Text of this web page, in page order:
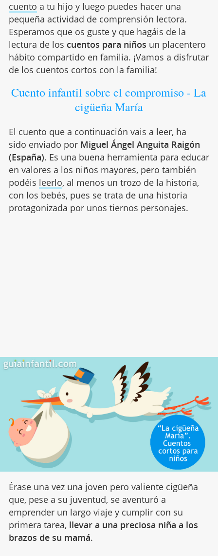
cuento a tu hijo y luego puedes hacer una
pequeña actividad de comprensión lectora.
Esperamos que os guste y que hagáis de la
lectura de los cuentos para niños un placentero
hábito compartido en familia. ¡Vamos a disfrutar
de los cuentos cortos con la familia!
Cuento infantil sobre el compromiso - La
cigüeña María
El cuento que a continuación vais a leer, ha
sido enviado por Miguel Ángel Anguita Raigón
(España). Es una buena herramienta para educar
en valores a los niños mayores, pero también
podéis leerlo, al menos un trozo de la historia,
con los bebés, pues se trata de una historia
protagonizada por unos tiernos personajes.
Érase una vez una joven pero valiente cigüeña
que, pese a su juventud, se aventuró a
emprender un largo viaje y cumplir con su
primera tarea, llevar a una preciosa niña a los
brazos de su mamá.